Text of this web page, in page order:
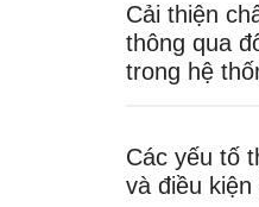
Cải thiện
thông qua
trong hệ
Các yếu tố
và điều kiện